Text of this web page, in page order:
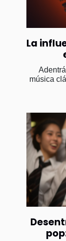
La
música